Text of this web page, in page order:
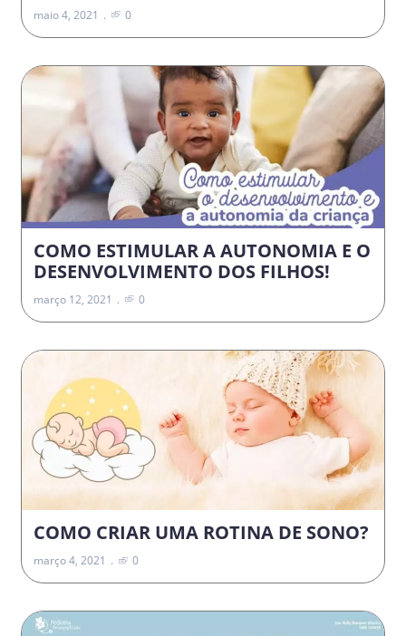
maio 4, 2021 0
COMO ESTIMULAR A AUTONOMIA E O
DESENVOLVIMENTO DOS FILHOS!
março 12, 2021 0
COMO CRIAR UMA ROTINA DE SONO?
março 4, 2021 0